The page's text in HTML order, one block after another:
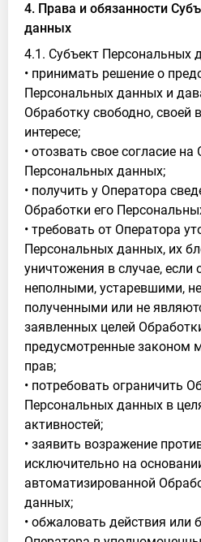
4. Права и обязанности
данных
4.1. Субъект Персональных
• принимать решение о
Персональных данных и
Обработку свободно, своей
интересе;
• отозвать свое согласие
Персональных данных;
• получить у Оператора
Обработки его
• требовать от Оператора
Персональных данных, их
уничтожения в случае, если
неполными, устаревшими,
полученными или не
заявленных целей
предусмотренные законом
прав;
• потребовать ограничить
Персональных данных в
активностей;
• заявить возражение
исключительно на
автоматизированной
данных;
• обжаловать действия или